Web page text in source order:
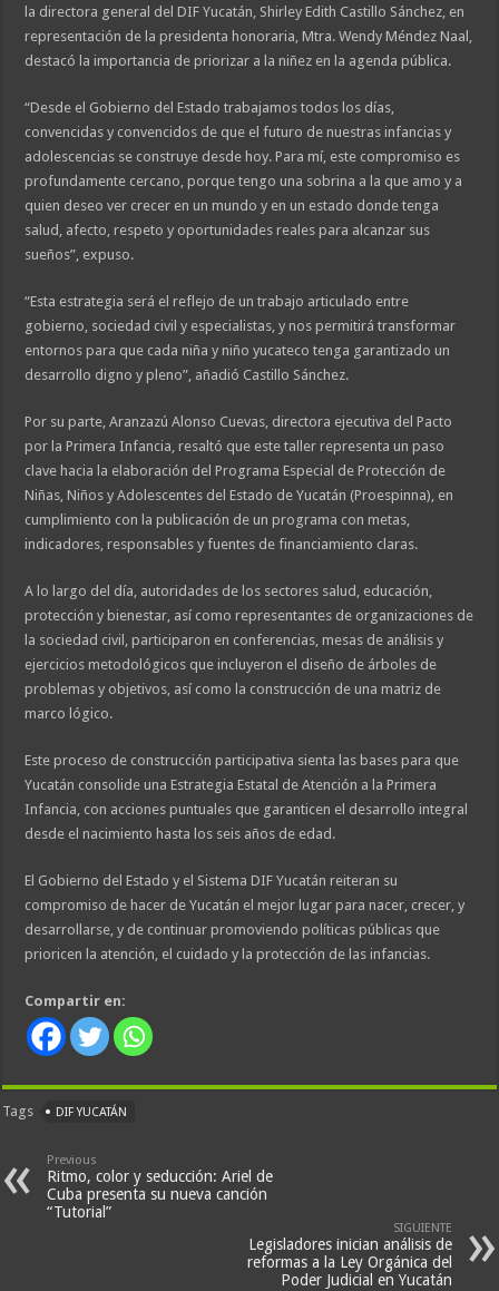
la directora general del DIF Yucatán, Shirley Edith Castillo Sánchez, en
representación de la presidenta honoraria, Mtra. Wendy Méndez Naal,
destacó la importancia de priorizar a la niñez en la agenda pública.
“Desde el Gobierno del Estado trabajamos todos los días,
convencidas y convencidos de que el futuro de nuestras infancias y
adolescencias se construye desde hoy. Para mí, este compromiso es
profundamente cercano, porque tengo una sobrina a la que amo y a
quien deseo ver crecer en un mundo y en un estado donde tenga
salud, afecto, respeto y oportunidades reales para alcanzar sus
sueños”, expuso.
“Esta estrategia será el reflejo de un trabajo articulado entre
gobierno, sociedad civil y especialistas, y nos permitirá transformar
entornos para que cada niña y niño yucateco tenga garantizado un
desarrollo digno y pleno”, añadió Castillo Sánchez.
Por su parte, Aranzazú Alonso Cuevas, directora ejecutiva del Pacto
por la Primera Infancia, resaltó que este taller representa un paso
clave hacia la elaboración del Programa Especial de Protección de
Niñas, Niños y Adolescentes del Estado de Yucatán (Proespinna), en
cumplimiento con la publicación de un programa con metas,
indicadores, responsables y fuentes de financiamiento claras.
A lo largo del día, autoridades de los sectores salud, educación,
protección y bienestar, así como representantes de organizaciones de
la sociedad civil, participaron en conferencias, mesas de análisis y
ejercicios metodológicos que incluyeron el diseño de árboles de
problemas y objetivos, así como la construcción de una matriz de
marco lógico.
Este proceso de construcción participativa sienta las bases para que
Yucatán consolide una Estrategia Estatal de Atención a la Primera
Infancia, con acciones puntuales que garanticen el desarrollo integral
desde el nacimiento hasta los seis años de edad.
El Gobierno del Estado y el Sistema DIF Yucatán reiteran su
compromiso de hacer de Yucatán el mejor lugar para nacer, crecer, y
desarrollarse, y de continuar promoviendo políticas públicas que
prioricen la atención, el cuidado y la protección de las infancias.
Compartir en:
Tags DIF YUCATÁN
Previous
Ritmo, color y seducción: Ariel de
Cuba presenta su nueva canción
“Tutorial”
SIGUIENTE
Legisladores inician análisis de
reformas a la Ley Orgánica del
Poder Judicial en Yucatán